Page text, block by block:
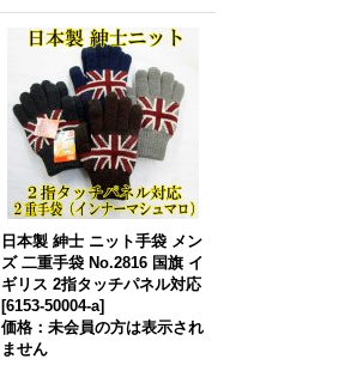
日本製 紳士 ニット手袋 メン
ズ 二重手袋 No.2816 国旗 イ
ギリス 2指タッチパネル対応
[6153-50004-a]
価格：未会員の方は表示され
ません